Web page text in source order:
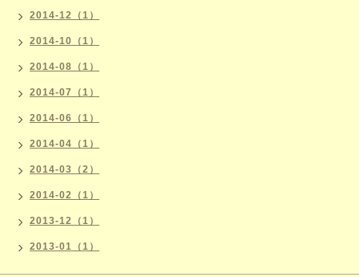
2014-12（1）
2014-10（1）
2014-08（1）
2014-07（1）
2014-06（1）
2014-04（1）
2014-03（2）
2014-02（1）
2013-12（1）
2013-01（1）